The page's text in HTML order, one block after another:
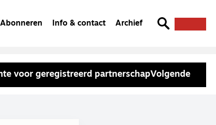
Abonneren Info & contact Archief
voor geregistreerd partnerschapVolgende